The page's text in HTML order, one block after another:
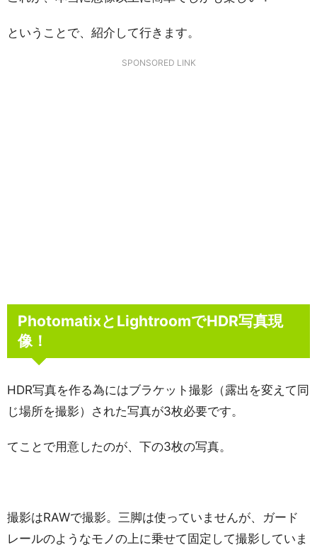
ということで、紹介して行きます。
SPONSORED LINK
PhotomatixとLightroomでHDR写真現
像！
HDR写真を作る為にはブラケット撮影（露出を変えて同
じ場所を撮影）された写真が3枚必要です。
てことで用意したのが、下の3枚の写真。
撮影はRAWで撮影。三脚は使っていませんが、ガード
レールのようなモノの上に乗せて固定して撮影していま